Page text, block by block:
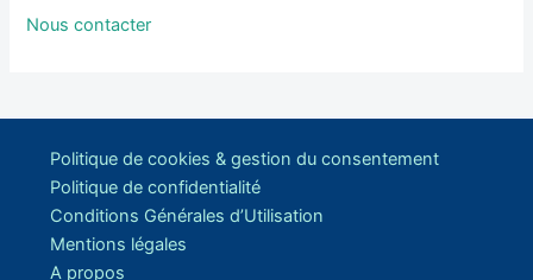
Nous contacter
Politique de cookies & gestion du consentement
Politique de confidentialité
Conditions Générales d’Utilisation
Mentions légales
A propos